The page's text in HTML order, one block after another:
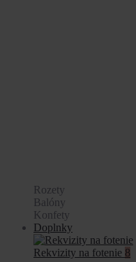
Rozety
Balóny
Konfety
Doplnky
Rekvizity na fotenie 8